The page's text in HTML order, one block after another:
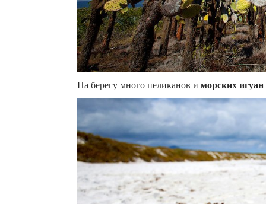
На берегу много пеликанов и морских игуан